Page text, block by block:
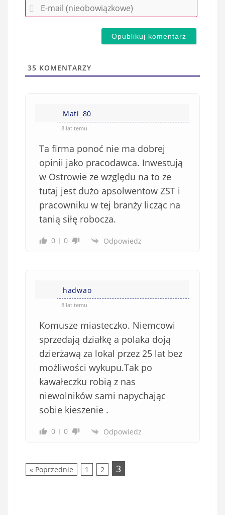
e
w
-
(
35 KOMENTARZY
Mati_80
8 lat temu
Ta firma ponoć nie ma dobrej
opinii jako pracodawca. Inwestują
w Ostrowie ze względu na to ze
tutaj jest dużo apsolwentow ZST i
pracowniku w tej branży licząc na
tanią siłę robocza.
0 0 Odpowiedz
hadwao
8 lat temu
Komusze miasteczko. Niemcowi
sprzedają działkę a polaka doją
dzierżawą za lokal przez 25 lat bez
możliwości wykupu.Tak po
kawałeczku robią z nas
niewolników sami napychając
sobie kieszenie .
0 0 Odpowiedz
« Poprzednie 1 2 3